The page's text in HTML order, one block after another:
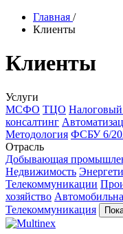
Главная /
Клиенты
Клиенты
Услуги
МСФО ТЦО Налоговый
консалтинг
Методология ФСБУ 6/
Отрасль
Добывающая
Недвижимость
Телекоммуникации
хозяйство
Телекоммуникация